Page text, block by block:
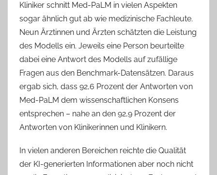
Kliniker schnitt Med-PaLM in vielen Aspekten
sogar ähnlich gut ab wie medizinische Fachleute.
Neun Ärztinnen und Ärzten schätzten die Leistung
des Modells ein. Jeweils eine Person beurteilte
dabei eine Antwort des Modells auf zufällige
Fragen aus den Benchmark-Datensätzen. Daraus
ergab sich, dass 92,6 Prozent der Antworten von
Med-PaLM dem wissenschaftlichen Konsens
entsprechen – nahe an den 92,9 Prozent der
Antworten von Klinikerinnen und Klinikern.
In vielen anderen Bereichen reichte die Qualität
der KI-generierten Informationen aber noch nicht